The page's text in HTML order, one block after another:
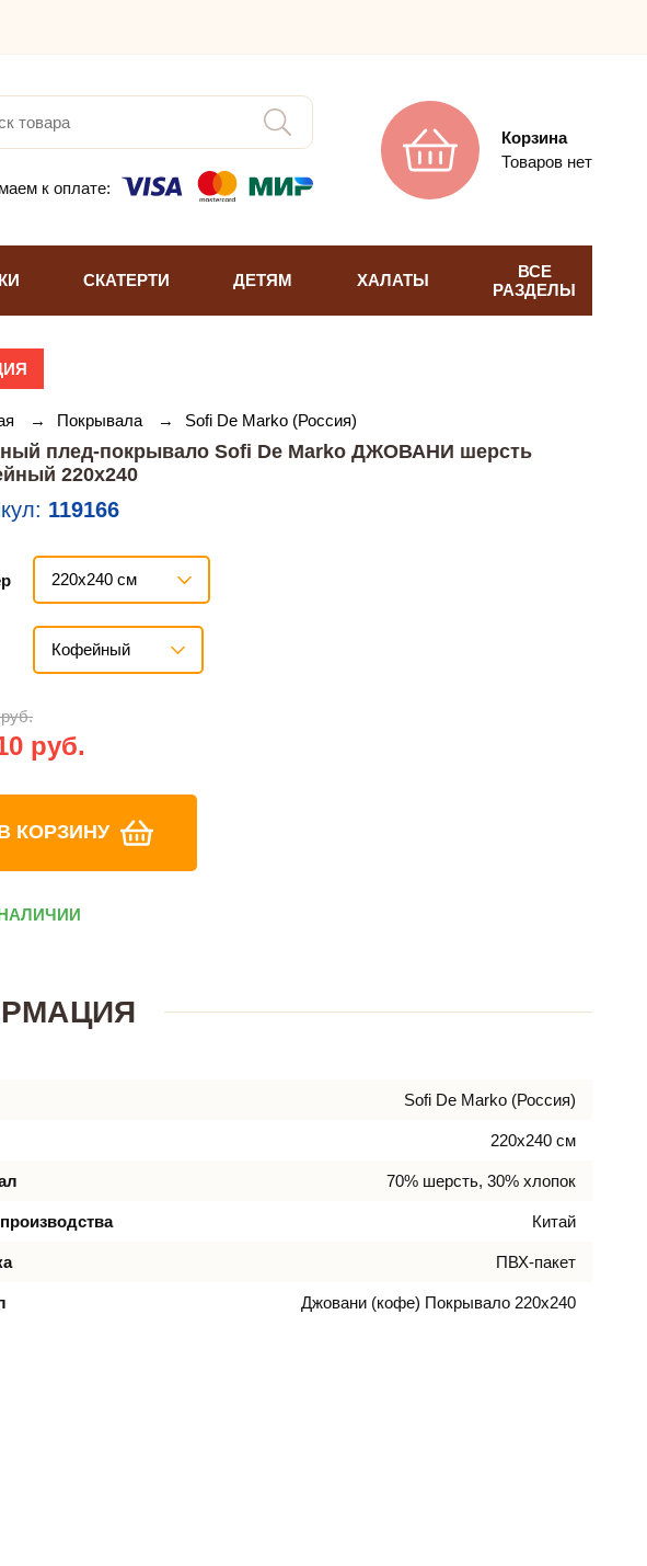
к оплате:
Корзина
Товаров нет
СКАТЕРТИ ДЕТЯМ ХАЛАТЫ
ВСЕ
РАЗДЕЛЫ
→ Покрывала → Sofi De Marko (Россия)
плед-покрывало Sofi De Marko ДЖОВАНИ шерсть
220х240
119166
220х240 см
Кофейный
руб.
КОРЗИНУ
Sofi De Marko (Россия)
220х240 см
70% шерсть, 30% хлопок
Китай
ПВХ-пакет
Джовани (кофе) Покрывало 220х240